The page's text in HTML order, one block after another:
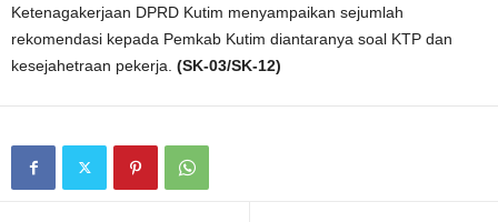
Ketenagakerjaan DPRD Kutim menyampaikan sejumlah
rekomendasi kepada Pemkab Kutim diantaranya soal KTP dan
kesejahetraan pekerja. (SK-03/SK-12)